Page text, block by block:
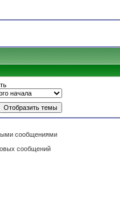
сообщениями
сообщений